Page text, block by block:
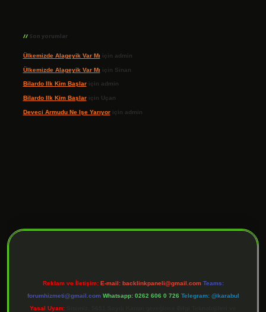
Son yorumlar
Ülkemizde Alageyik Var Mı için admin
Ülkemizde Alageyik Var Mı için Sinan
Bilardo Ilk Kim Başlariçin admin
Bilardo Ilk Kim Başlariçin Uçan
Deveci Armudu Ne Işe Yarıyoriçin admin
Reklam ve İletişim: E-mail: backlinkpaneli@gmail.com Teams:
forumhizmeti@gmail.com Whatsapp: 0262 606 0 726 Telegram: @karabul
Yasal Uyarı: